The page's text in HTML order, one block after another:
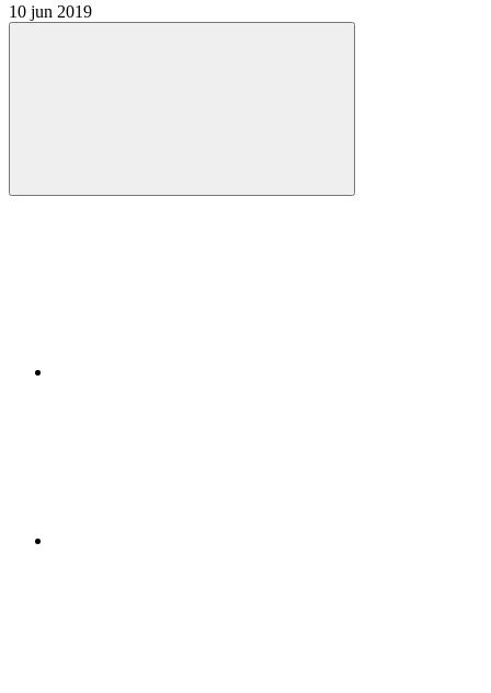
10 jun 2019
Compartilhar